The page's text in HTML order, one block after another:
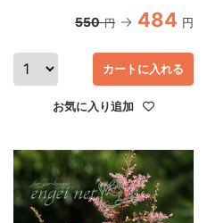
550 円 484 円
カートに入れる
お気に入り追加